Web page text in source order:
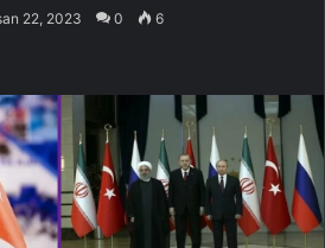
22, 2023 0 6